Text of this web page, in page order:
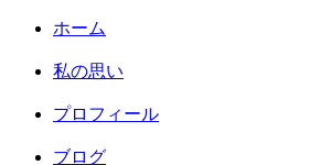
ホーム
私の思い
プロフィール
ブログ